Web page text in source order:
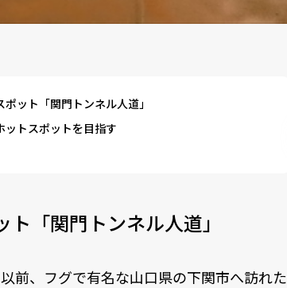
ット「関門トンネル人道」
ットスポットを目指す
「関門トンネル人道」
前、フグで有名な山口県の下関市へ訪れた